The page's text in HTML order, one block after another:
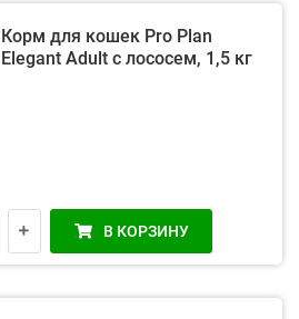
Корм для кошек Pro Plan
Elegant Adult с лососем, 1,5 кг
В КОРЗИНУ